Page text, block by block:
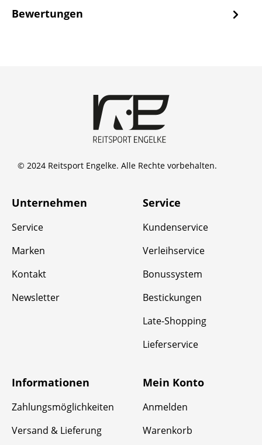
Bewertungen
© 2024 Reitsport Engelke. Alle Rechte vorbehalten.
Unternehmen
Service
Marken
Kontakt
Newsletter
Service
Kundenservice
Verleihservice
Bonussystem
Bestickungen
Late-Shopping
Lieferservice
Informationen
Zahlungsmöglichkeiten
Versand & Lieferung
Mein Konto
Anmelden
Warenkorb